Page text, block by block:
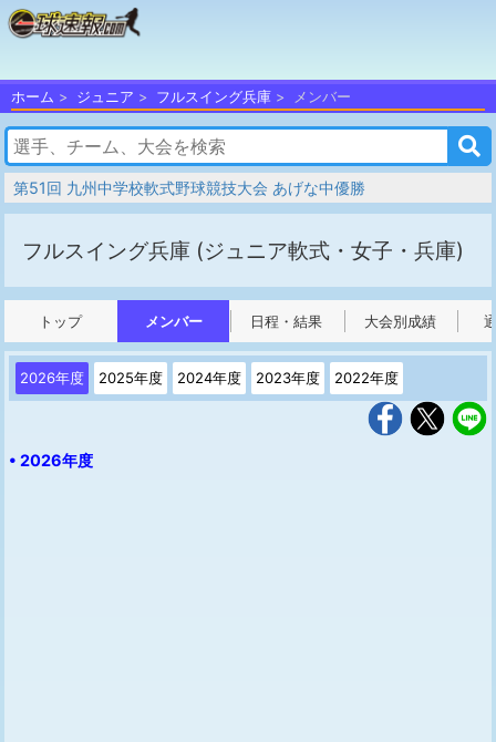
ホーム ジュニア フルスイング兵庫 メンバー
第51回 九州中学校軟式野球競技大会 あげな中優勝
フルスイング兵庫 (ジュニア軟式・女子・兵庫)
トップ メンバー 日程・結果 大会別成績
2026年度 2025年度 2024年度 2023年度 2022年度
• 2026年度